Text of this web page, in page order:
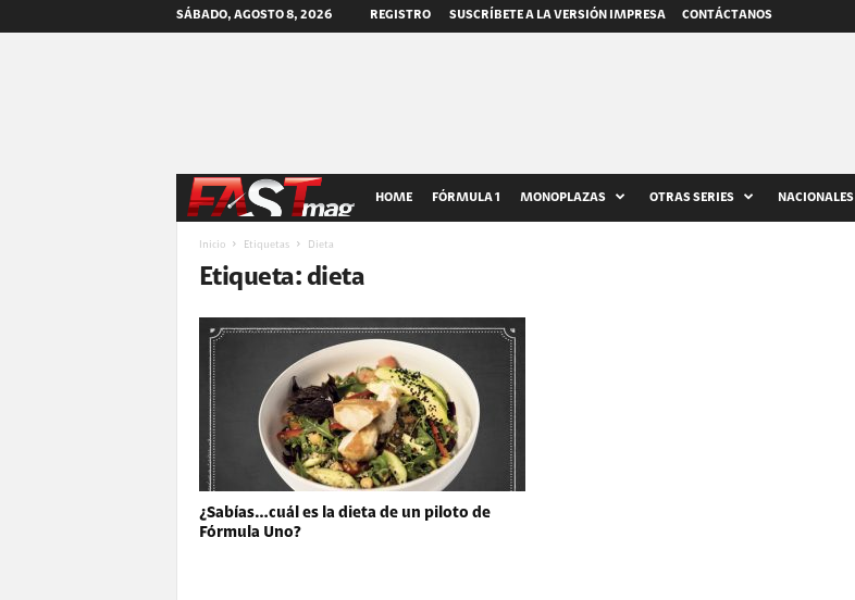
SÁBADO, AGOSTO 8, 2026 REGISTRO SUSCRÍBETE A LA VERSIÓN IMPRESA CONTÁCTANOS
T
m
a
g
HOME FÓRMULA 1 MONOPLAZAS OTRAS SERIES NACIONALES
Inicio Etiquetas Dieta
Etiqueta: dieta
¿Sabías…cuál es la dieta de un piloto de
Fórmula Uno?